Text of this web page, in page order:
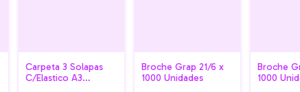
Carpeta 3 Solapas
C/Elastico A3
Broche Grap 21/6 x
1000 Unidades
Broche
1000